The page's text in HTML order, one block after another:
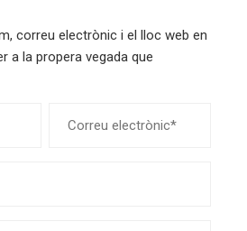
correu electrònic i el lloc web en
a la propera vegada que